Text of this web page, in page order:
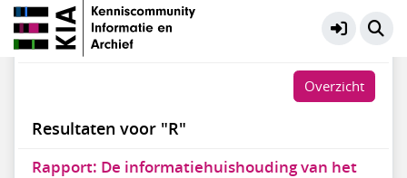
KIA Kennisbank Meer
# A B C D E F G H I J K W X Z
Resultaten voor "R"
Overzicht
Rapport: De informatiehuishouding van het